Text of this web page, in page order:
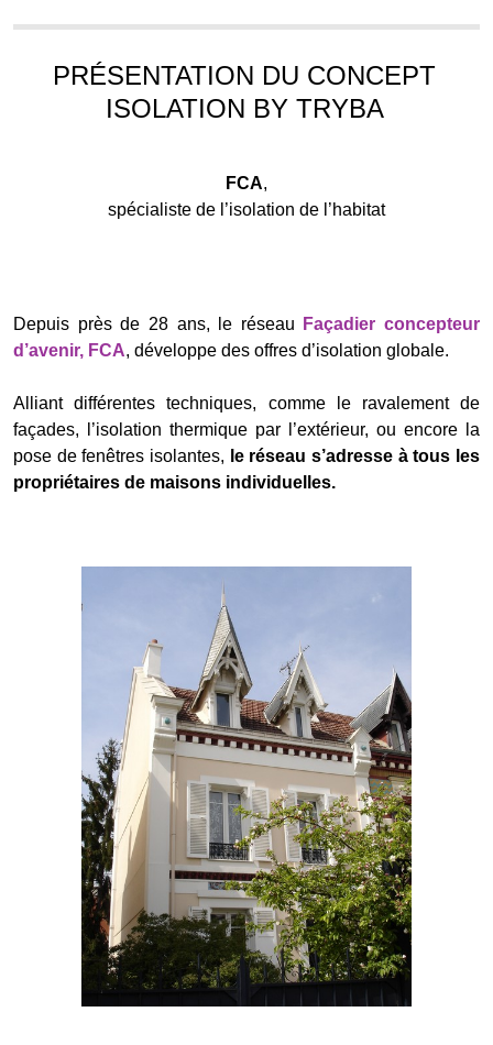
PRÉSENTATION DU CONCEPT
ISOLATION BY TRYBA
FCA,
spécialiste de l’isolation de l’habitat
Depuis près de 28 ans, le réseau
Façadier concepteur
d’avenir, FCA, développe des offres d’isolation globale.
Alliant différentes techniques, comme le ravalement de
façades, l’isolation thermique par l’extérieur, ou encore la
pose de fenêtres isolantes, le réseau s’adresse à tous les
propriétaires de maisons individuelles.